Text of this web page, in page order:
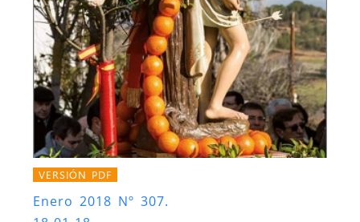
VERSIÓN PDF
Enero 2018 Nº 307.